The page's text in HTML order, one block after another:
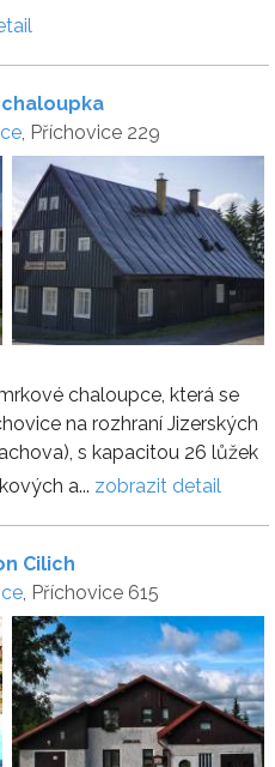
, Příchovice 229
chaloupce, která se
na rozhraní Jizerských
s kapacitou 26 lůžek
a... zobrazit detail
Cilich
, Příchovice 615